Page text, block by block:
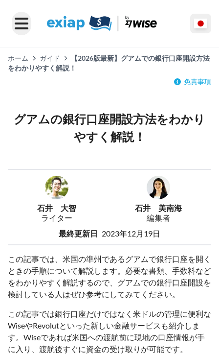
ホーム ガイド
【2026版最新】グアムでの銀行口座開設方法
をわかりやすく解説！
免責事項
グアムの銀行口座開設方法をわかり
やすく解説！
石井 大智
ライター
石井 美南海
編集者
最終更新日 2023年12月19日
この記事では、米国の準州であるグアムで銀行口座を開く
ときの手順について解説します。必要な書類、手数料など
をわかりやすく解説するので、グアムでの銀行口座開設を
検討している人はぜひ参考にしてみてください。
この記事では銀行口座だけではなく米ドルの管理に便利な
WiseやRevolutといった新しい金融サービスも紹介しま
す。Wiseであれば米国への渡航前に現地の口座情報が手
に入り、渡航後すぐに資金の受け取りが可能です。